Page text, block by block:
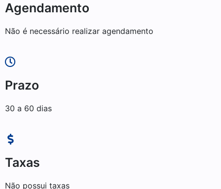
Agendamento
Não é necessário realizar agendamento
Prazo
30 a 60 dias
Taxas
Não possui taxas